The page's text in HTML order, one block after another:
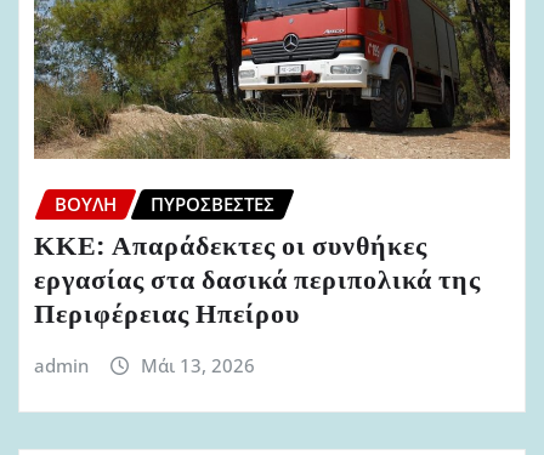
ΒΟΥΛΉ ΠΥΡΟΣΒΈΣΤΕΣ
ΚΚΕ: Απαράδεκτες οι συνθήκες
εργασίας στα δασικά περιπολικά της
Περιφέρειας Ηπείρου
admin Μάι 13, 2026